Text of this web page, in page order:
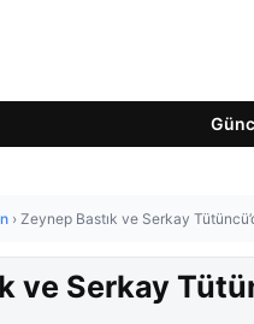
› Zeynep Bastık ve Serkay
ve Serkay